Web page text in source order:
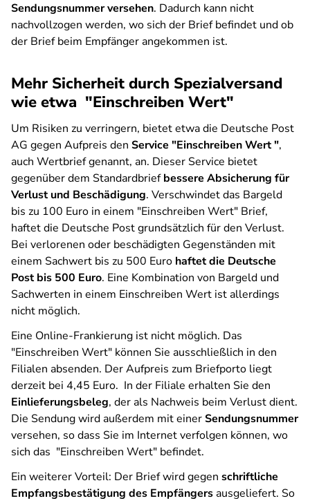
Sendungsnummer versehen. Dadurch kann nicht
nachvollzogen werden, wo sich der Brief befindet und ob
der Brief beim Empfänger angekommen ist.
Mehr Sicherheit durch Spezialversand
wie etwa "Einschreiben Wert"
Um Risiken zu verringern, bietet etwa die Deutsche Post
AG gegen Aufpreis den Service "Einschreiben Wert ",
auch Wertbrief genannt, an. Dieser Service bietet
gegenüber dem Standardbriefbessere Absicherung für
Verlust und Beschädigung. Verschwindet das Bargeld
bis zu 100 Euro in einem "Einschreiben Wert" Brief,
haftet die Deutsche Post grundsätzlich für den Verlust.
Bei verlorenen oder beschädigten Gegenständen mit
einem Sachwert bis zu 500 Euro haftet die Deutsche
Post bis 500 Euro. Eine Kombination von Bargeld und
Sachwerten in einem Einschreiben Wert ist allerdings
nicht möglich.
Eine Online-Frankierung ist nicht möglich. Das
"Einschreiben Wert" können Sie ausschließlich in den
Filialen absenden. Der Aufpreis zum Briefporto liegt
derzeit bei 4,45 Euro. In der Filiale erhalten Sie den
Einlieferungsbeleg, der als Nachweis beim Verlust dient.
Die Sendung wird außerdem mit einerSendungsnummer
versehen, so dass Sie im Internet verfolgen können, wo
sich das "Einschreiben Wert" befindet.
Ein weiterer Vorteil: Der Brief wird gegen schriftliche
Empfangsbestätigung des Empfängersausgeliefert. So